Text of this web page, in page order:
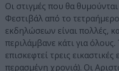
Οι στιγμές που θα
Φεστιβάλ από το
εκδηλώσεων είναι πολλές,
περιλάμβανε κάτι για
επισκεφτεί τρεις εικαστικές
περασμένη χρονιά). Οι